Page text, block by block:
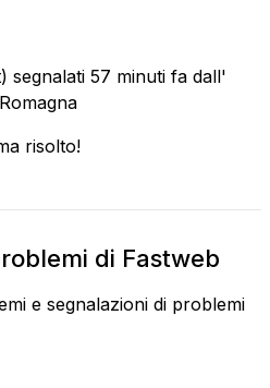
segnalati 57 minuti fa dall'
risolto!
di Fastweb
e segnalazioni di problemi